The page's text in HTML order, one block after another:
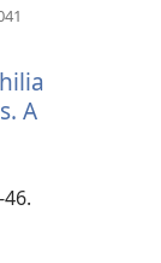
janela)
A